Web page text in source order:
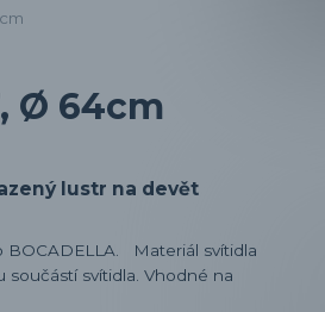
Ø 64cm
lustr na devět
BOCADELLA. Materiál svítidla
součástí svítidla. Vhodné na